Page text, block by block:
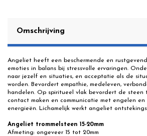
Omschrijving
Angeliet heeft een beschermende en
emoties in balans bij stressvolle ervaringen.
naar jezelf en situaties, en acceptatie als de
worden. Bevordert empathie, medeleven,
handelen. Op spiritueel vlak bevordert de
contact maken en communicatie met engelen
energieën. Lichamelijk werkt angeliet
Angeliet trommelsteen 15-20mm
Afmeting: ongeveer 15 tot 20mm